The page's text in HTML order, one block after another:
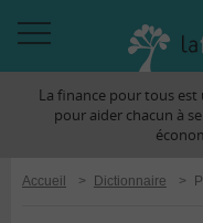
àLa finance pour tous est
pour aider chacun à
Accueil > Dictionnaire >